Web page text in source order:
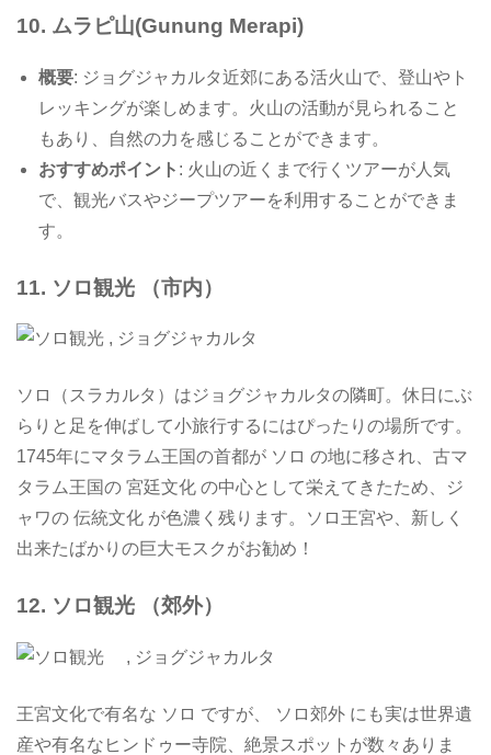
10. ムラピ山(Gunung Merapi)
概要: ジョグジャカルタ近郊にある活火山で、登山やト
レッキングが楽しめます。火山の活動が見られること
もあり、自然の力を感じることができます。
おすすめポイント : 火山の近くまで行くツアーが人気
で、観光バスやジープツアーを利用することができま
す。
11. ソロ観光 （市内）
ソロ（スラカルタ）はジョグジャカルタの隣町。休日にぶ
らりと足を伸ばして小旅行するにはぴったりの場所です。
1745年にマタラム王国の首都が ソロ の地に移され、古マ
タラム王国の 宮廷文化 の中心として栄えてきたため、ジ
ャワの 伝統文化 が色濃く残ります。ソロ王宮や、新しく
出来たばかりの巨大モスクがお勧め！
12. ソロ観光 （郊外）
王宮文化で有名な ソロ ですが、 ソロ郊外 にも実は世界遺
産や有名なヒンドゥー寺院、絶景スポットが数々ありま